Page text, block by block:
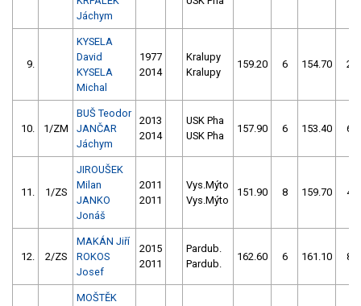
Jáchym
9.
KYSELA
David
KYSELA
Michal
1977
2014
Kralupy
Kralupy
159.20 6 154.70 2
10. 1/ZM
BUŠ Teodor
JANČAR
Jáchym
2013
2014
USK Pha
USK Pha
157.90 6 153.40 6
11. 1/ZS
JIROUŠEK
Milan
JANKO
Jonáš
2011
2011
Vys.Mýto
Vys.Mýto
151.90 8 159.70 4
12. 2/ZS
MAKÁN Jiří
ROKOS
Josef
2015
2011
Pardub.
Pardub.
162.60 6 161.10 8
MOŠTĚK